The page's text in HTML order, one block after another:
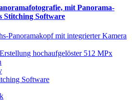
mit Panorama-
Stitching Software
Panoramakopf mit integrierter Kamera
hochaufgelöster 512 MPx
Software